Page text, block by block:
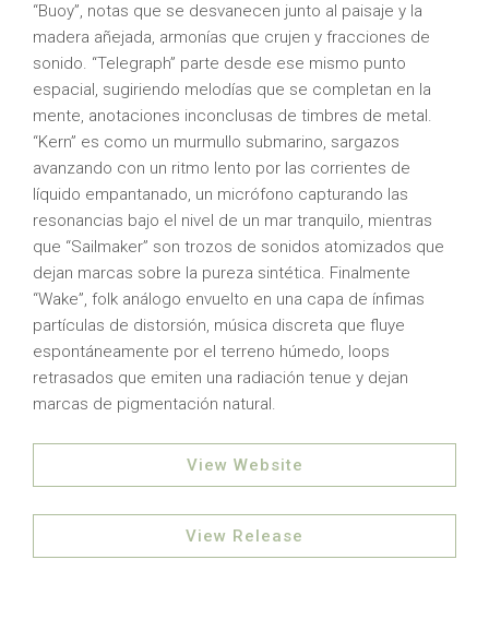
“Buoy”, notas que se desvanecen junto al paisaje y la
madera añejada, armonías que crujen y fracciones de
sonido. “Telegraph” parte desde ese mismo punto
espacial, sugiriendo melodías que se completan en la
mente, anotaciones inconclusas de timbres de metal.
“Kern” es como un murmullo submarino, sargazos
avanzando con un ritmo lento por las corrientes de
líquido empantanado, un micrófono capturando las
resonancias bajo el nivel de un mar tranquilo, mientras
que “Sailmaker” son trozos de sonidos atomizados que
dejan marcas sobre la pureza sintética. Finalmente
“Wake”, folk análogo envuelto en una capa de ínfimas
partículas de distorsión, música discreta que fluye
espontáneamente por el terreno húmedo, loops
retrasados que emiten una radiación tenue y dejan
marcas de pigmentación natural.
View Website
View Release